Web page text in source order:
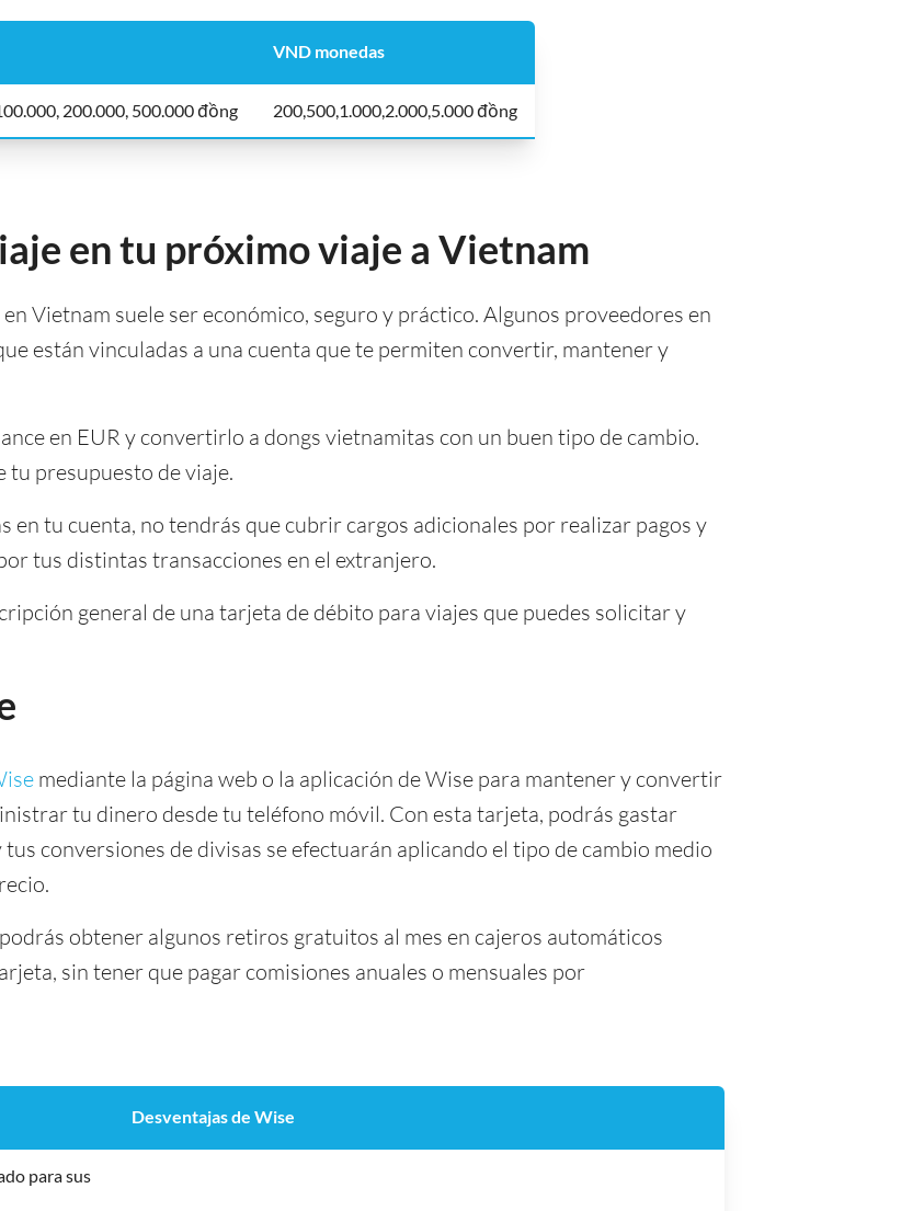
VND monedas
200.000, 500.000 đồng 200,500,1.000,2.000,5.000 đồng
en tu próximo viaje a Vietnam
Vietnam suele ser económico, seguro y práctico. Algunos proveedores en
están vinculadas a una cuenta que te permiten convertir, mantener y
en EUR y convertirlo a dongs vietnamitas con un buen tipo de cambio.
tu presupuesto de viaje.
en tu cuenta, no tendrás que cubrir cargos adicionales por realizar pagos y
tus distintas transacciones en el extranjero.
general de una tarjeta de débito para viajes que puedes solicitar y
mediante la página web o la aplicación de Wise para mantener y convertir
tu dinero desde tu teléfono móvil. Con esta tarjeta, podrás gastar
conversiones de divisas se efectuarán aplicando el tipo de cambio medio
obtener algunos retiros gratuitos al mes en cajeros automáticos
sin tener que pagar comisiones anuales o mensuales por
Desventajas de Wise
para sus